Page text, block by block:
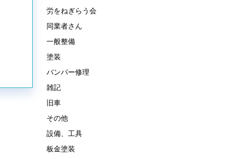
労をねぎらう会
同業者さん
一般整備
塗装
バンパー修理
雑記
旧車
その他
設備、工具
板金塗装